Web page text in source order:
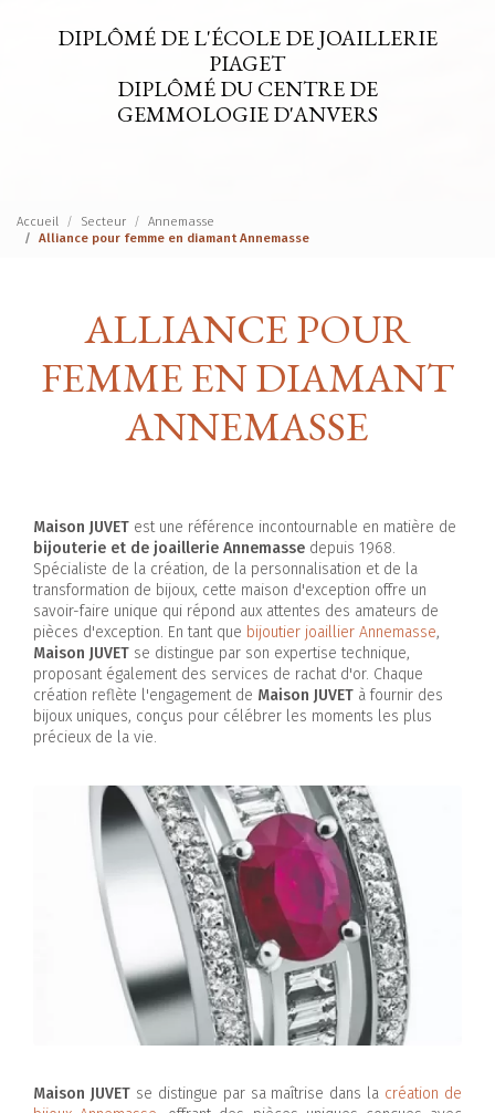
DIPLÔMÉ DE L'ÉCOLE DE JOAILLERIE
PIAGET
DIPLÔMÉ DU CENTRE DE
GEMMOLOGIE D'ANVERS
Accueil Secteur
Annemasse
Alliance pour femme en diamant Annemasse
ALLIANCE POUR
FEMME EN DIAMANT
ANNEMASSE
Maison JUVET est une référence incontournable en matière de
bijouterie et de joaillerie Annemasse depuis 1968.
Spécialiste de la création, de la personnalisation et de la
transformation de bijoux, cette maison d'exception offre un
savoir-faire unique qui répond aux attentes des amateurs de
pièces d'exception. En tant que bijoutier joaillier Annemasse,
Maison JUVET se distingue par son expertise technique,
proposant également des services de rachat d'or. Chaque
création reflète l'engagement de Maison JUVET à fournir des
bijoux uniques, conçus pour célébrer les moments les plus
précieux de la vie.
Maison JUVETse distingue par sa maîtrise dans la création de